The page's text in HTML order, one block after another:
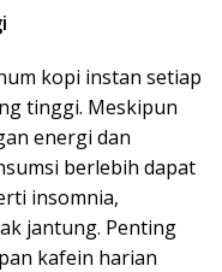
kopi instan setiap
tinggi. Meskipun
energi dan
berlebih dapat
insomnia,
jantung. Penting
kafein harian